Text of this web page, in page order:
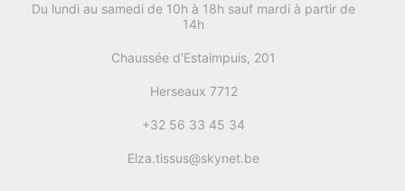
Du lundi au samedi de 10h à 18h sauf mardi à partir de
14h
Chaussée d'Estaimpuis, 201
Herseaux 7712
+32 56 33 45 34
Elza.tissus@skynet.be